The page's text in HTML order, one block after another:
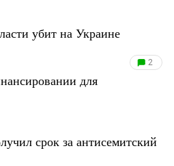
убит на Украине
2
для
срок за антисемитский